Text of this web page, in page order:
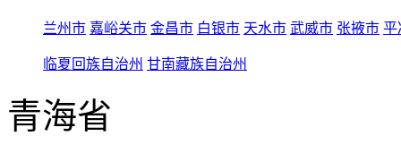
兰州市 嘉峪关市 金昌市 白银市 天水市 武威市 张掖市 平
临夏回族自治州 甘南藏族自治州
青海省